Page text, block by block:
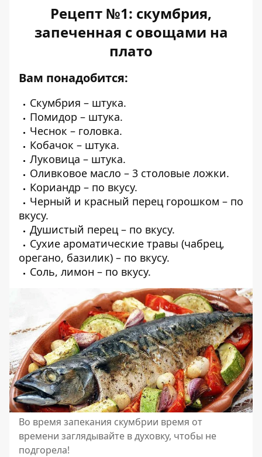
Рецепт №1: скумбрия,
запеченная с овощами на
плато
Вам понадобится:
Скумбpия – штука.
Помидор – штука.
Чеснок – головка.
Кобачок – штука.
Луковица – штука.
Оливковое масло – 3 столовые ложки.
Кориандр – по вкусу.
Черный и красный перец горошком – по
вкусу.
Душистый перец – по вкусу.
Сухие ароматические травы (чабрец,
opeгано, базилик) – по вкусу.
Соль, лимон – по вкусу.
Во время запекания скумбрии время от
времени заглядывайте в духовку, чтобы не
подгорела!